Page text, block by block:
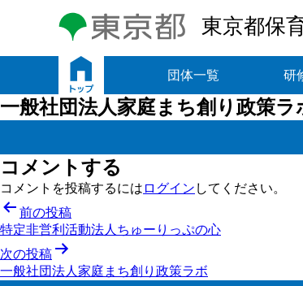
東京都保
団体一覧 研
一般社団法人家庭まち創り政策ラ
コメントする
コメントを投稿するには ログイン してください。
投
稿
ナ
前の投稿
特定非営利活動法人ちゅーりっぷの心
次の投稿
一般社団法人家庭まち創り政策ラボ